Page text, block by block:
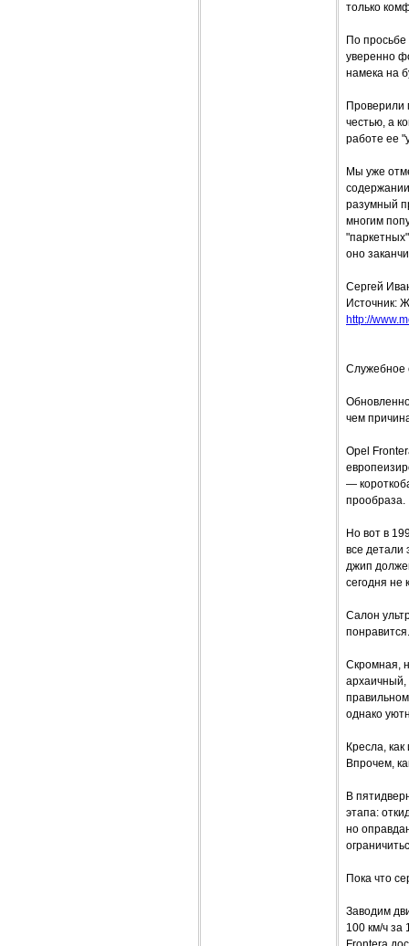
только
По
уверенно
намека на
Проверили
честью, а
работе ее
Мы уже
разумный
многим
оно
Сергей
Источник:
http://
Служебное
чем
Opel
—
прообраза.
Но вот в
все детали
джип
сегодня не
Салон
понравится.
Скромная,
однако
Кресла,
Впрочем,
В
этапа:
но
Пока что
Заводим
100 км/ч за